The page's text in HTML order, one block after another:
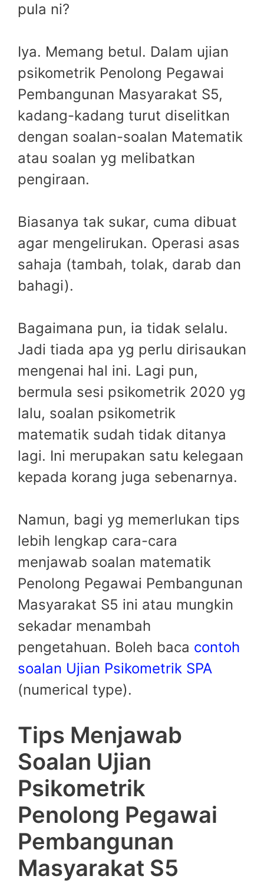
pula ni?
Iya. Memang betul. Dalam ujian
psikometrik Penolong Pegawai
Pembangunan Masyarakat S5,
kadang-kadang turut diselitkan
dengan soalan-soalan Matematik
atau soalan yg melibatkan
pengiraan.
Biasanya tak sukar, cuma dibuat
agar mengelirukan. Operasi asas
sahaja (tambah, tolak, darab dan
bahagi).
Bagaimana pun, ia tidak selalu.
Jadi tiada apa yg perlu dirisaukan
mengenai hal ini. Lagi pun,
bermula sesi psikometrik 2020 yg
lalu, soalan psikometrik
matematik sudah tidak ditanya
lagi. Ini merupakan satu kelegaan
kepada korang juga sebenarnya.
Namun, bagi yg memerlukan tips
lebih lengkap cara-cara
menjawab soalan matematik
Penolong Pegawai Pembangunan
Masyarakat S5 ini atau mungkin
sekadar menambah
pengetahuan. Boleh baca contoh
soalan Ujian Psikometrik SPA
(numerical type).
Tips Menjawab
Soalan Ujian
Psikometrik
Penolong Pegawai
Pembangunan
Masyarakat S5